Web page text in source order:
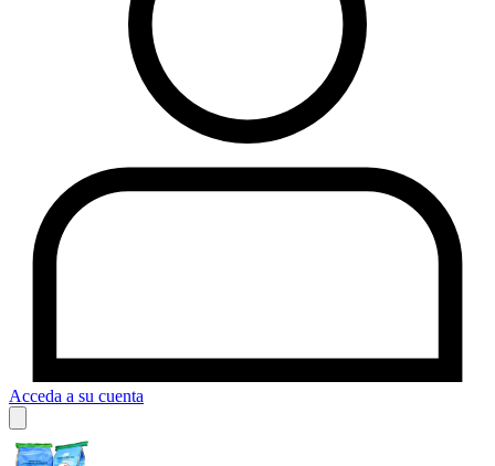
Acceda a su cuenta